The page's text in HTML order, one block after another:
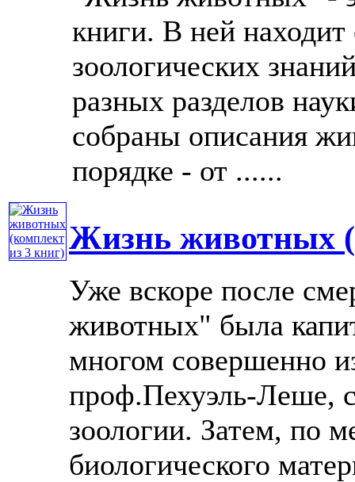
книги. В ней находит
зоологических
разных разделов
собраны описания
порядке - от ......
Жизнь животных
Уже вскоре после
животных" была
многом совершенно
проф.Пехуэль-Леше,
зоологии. Затем, по
биологического